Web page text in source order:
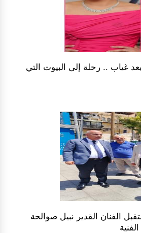
غياب .. رحلة إلى البيوت التي
الفنان القدير نبيل صوالحة